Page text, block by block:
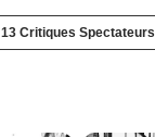
13 Critiques Spectateurs